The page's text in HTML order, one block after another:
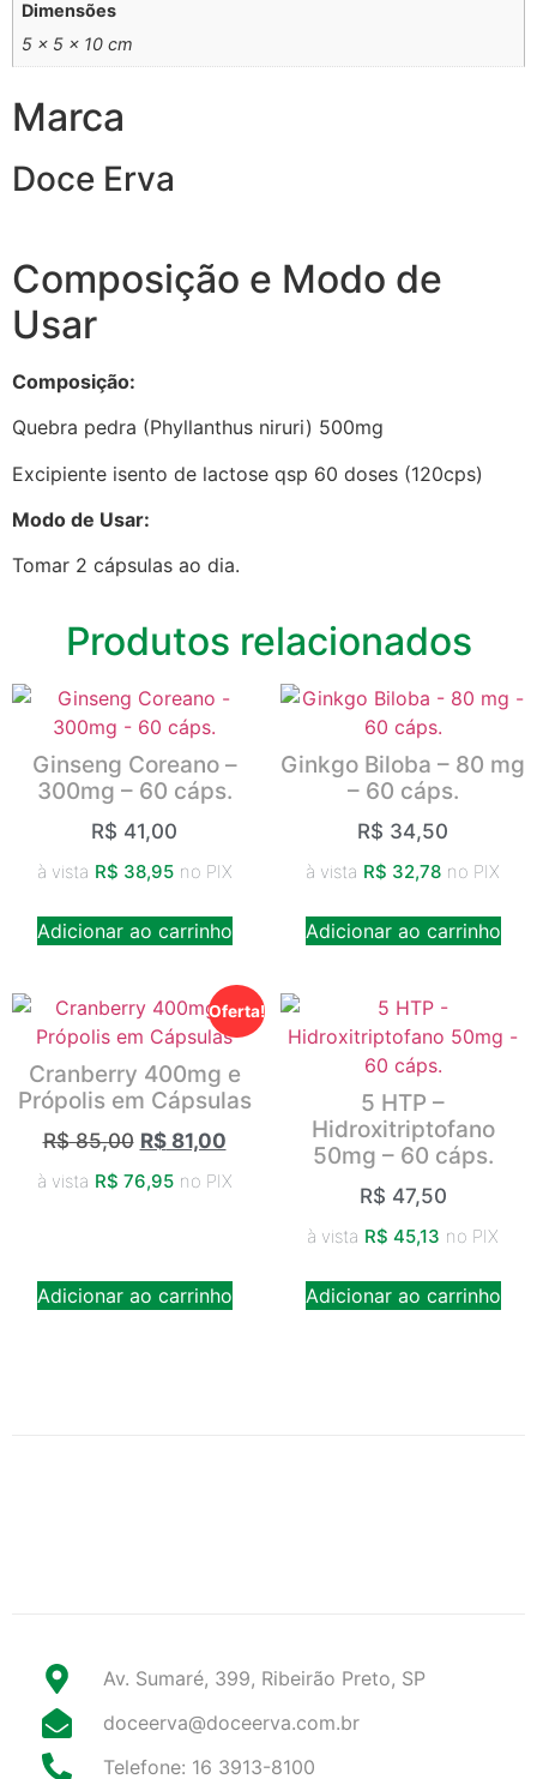
Dimensões
5 × 5 × 10 cm
Marca
Doce Erva
Composição e Modo de
Usar
Composição:
Quebra pedra (Phyllanthus niruri) 500mg
Excipiente isento de lactose qsp 60 doses (120cps)
Modo de Usar:
Tomar 2 cápsulas ao dia.
Produtos relacionados
Ginseng Coreano –
300mg – 60 cáps.
R$ 41,00
à vista R$ 38,95 no PIX
Adicionar ao carrinho
Ginkgo Biloba – 80 mg
– 60 cáps.
R$ 34,50
à vista R$ 32,78 no PIX
Adicionar ao carrinho
Oferta!
Cranberry 400mg e
Própolis em Cápsulas
R$85,00 R$81,00
à vista R$ 76,95 no PIX
Adicionar ao carrinho
5 HTP –
Hidroxitriptofano
50mg – 60 cáps.
R$ 47,50
à vista R$ 45,13 no PIX
Adicionar ao carrinho
Av. Sumaré, 399, Ribeirão Preto, SP
doceerva@doceerva.com.br
Telefone: 16 3913-8100